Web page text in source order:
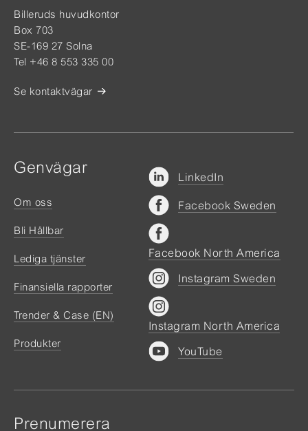
Billeruds huvudkontor
Box 703
SE-169 27 Solna
Tel +46 8 553 335 00
Se kontaktvägar
Genvägar
Om oss
Bli Hållbar
Lediga tjänster
Finansiella rapporter
Trender & Case (EN)
Produkter
Prenumerera
LinkedIn
Facebook Sweden
Facebook North America
Instagram Sweden
Instagram North America
YouTube